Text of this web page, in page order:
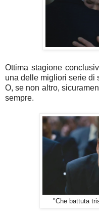
Ottima stagione
una delle migliori serie di
O, se non altro,
sempre.
"Che battuta